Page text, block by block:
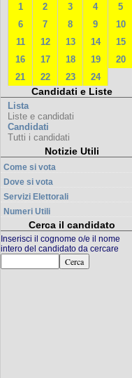
1 2 3 4
5
6
7 8 9
10
11
12 13 14
15
16
17 18 19
20
21
22 23 24
Candidati e Liste
Lista
Liste e candidati
Candidati
Tutti i candidati
Notizie Utili
Come si vota
Dove si vota
Servizi Elettorali
Numeri Utili
Cerca il candidato
Inserisci il cognome o/e il nome
intero del candidato da cercare